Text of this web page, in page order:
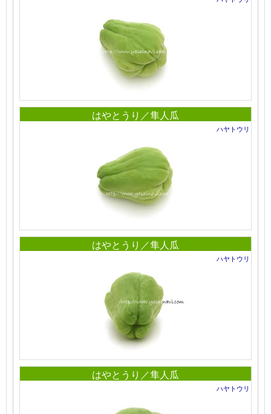
はやとうり／隼人瓜
ハヤトウリ
はやとうり／隼人瓜
ハヤトウリ
はやとうり／隼人瓜
ハヤトウリ